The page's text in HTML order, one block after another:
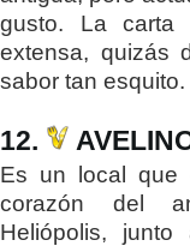
gusto. La carta
extensa, quizás
sabor tan
12.
Es un local que
corazón del
Heliópolis,